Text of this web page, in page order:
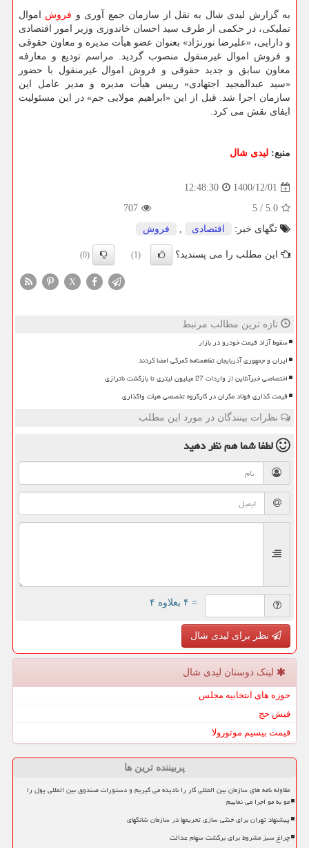
به گزارش لیدی شال به نقل از سازمان جمع آوری و فروش اموال
تملیکی، در حکمی از طرف سید احسان خاندوزی وزیر امور اقتصادی
و دارایی، «علیرضا نورنژاد» بعنوان عضو هیأت مدیره و معاون حقوقی
و فروش اموال غیرمنقول منصوب گردید. مراسم تودیع و معارفه
معاون سابق و جدید حقوقی و فروش اموال غیرمنقول با حضور
«سید عبدالمجید اجتهادی» رییس هیأت مدیره و مدیر عامل این
سازمان اجرا شد. قبل از این «ابراهیم مولایی جم» در این مسئولیت
ایفای نقش می کرد.
منبع: لیدی شال
1400/12/01
12:48:30
5.0
/
5
707
تگهای خبر:
اقتصادی , فروش
این مطلب را می پسندید؟ (1)
(0)
X
تازه ترین مطالب مرتبط
سقوط آزاد قیمت خودرو در بازار
ایران و جمهوری آذربایجان تفاهمنامه گمرکی امضا کردند
اختصاصی خبرآنلاین از واردات 27 میلیون لیتری تا بازگشت ناترازی
قیمت گذاری فولاد مکران در کارگروه تخصصی هیأت واگذاری
نظرات بینندگان در مورد این مطلب
لطفا شما همنظر دهید
= ۴ بعلاوه ۴
نظر برای لیدی شال
لینک دوستان لیدی شال
حوزه های انتخابیه مجلس
فیش حج
قیمت بیسیم موتورولا
پربیننده ترین ها
مقاوله نامه های سازمان بین المللی کار را نادیده می گیریم و دستورات صندوق بین المللی پول را
مو به مو اجرا می نماییم
پیشنهاد تهران برای خنثی سازی تحریمها در سازمان شانگهای
چراغ سبز مشروط برای برگشت سهام عدالت